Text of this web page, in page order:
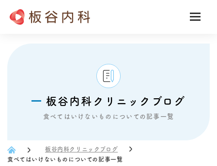
板谷内科クリニックブログ
食べてはいけないものについての記事一覧
板谷内科クリニックブログ
食べてはいけないものについての記事一覧